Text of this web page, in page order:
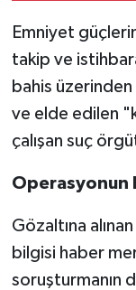
Emniyet
takip ve
bahis
ve elde edilen
çalışan suç
Operasyonun
Gözaltına
bilgisi haber
soruşturmanın